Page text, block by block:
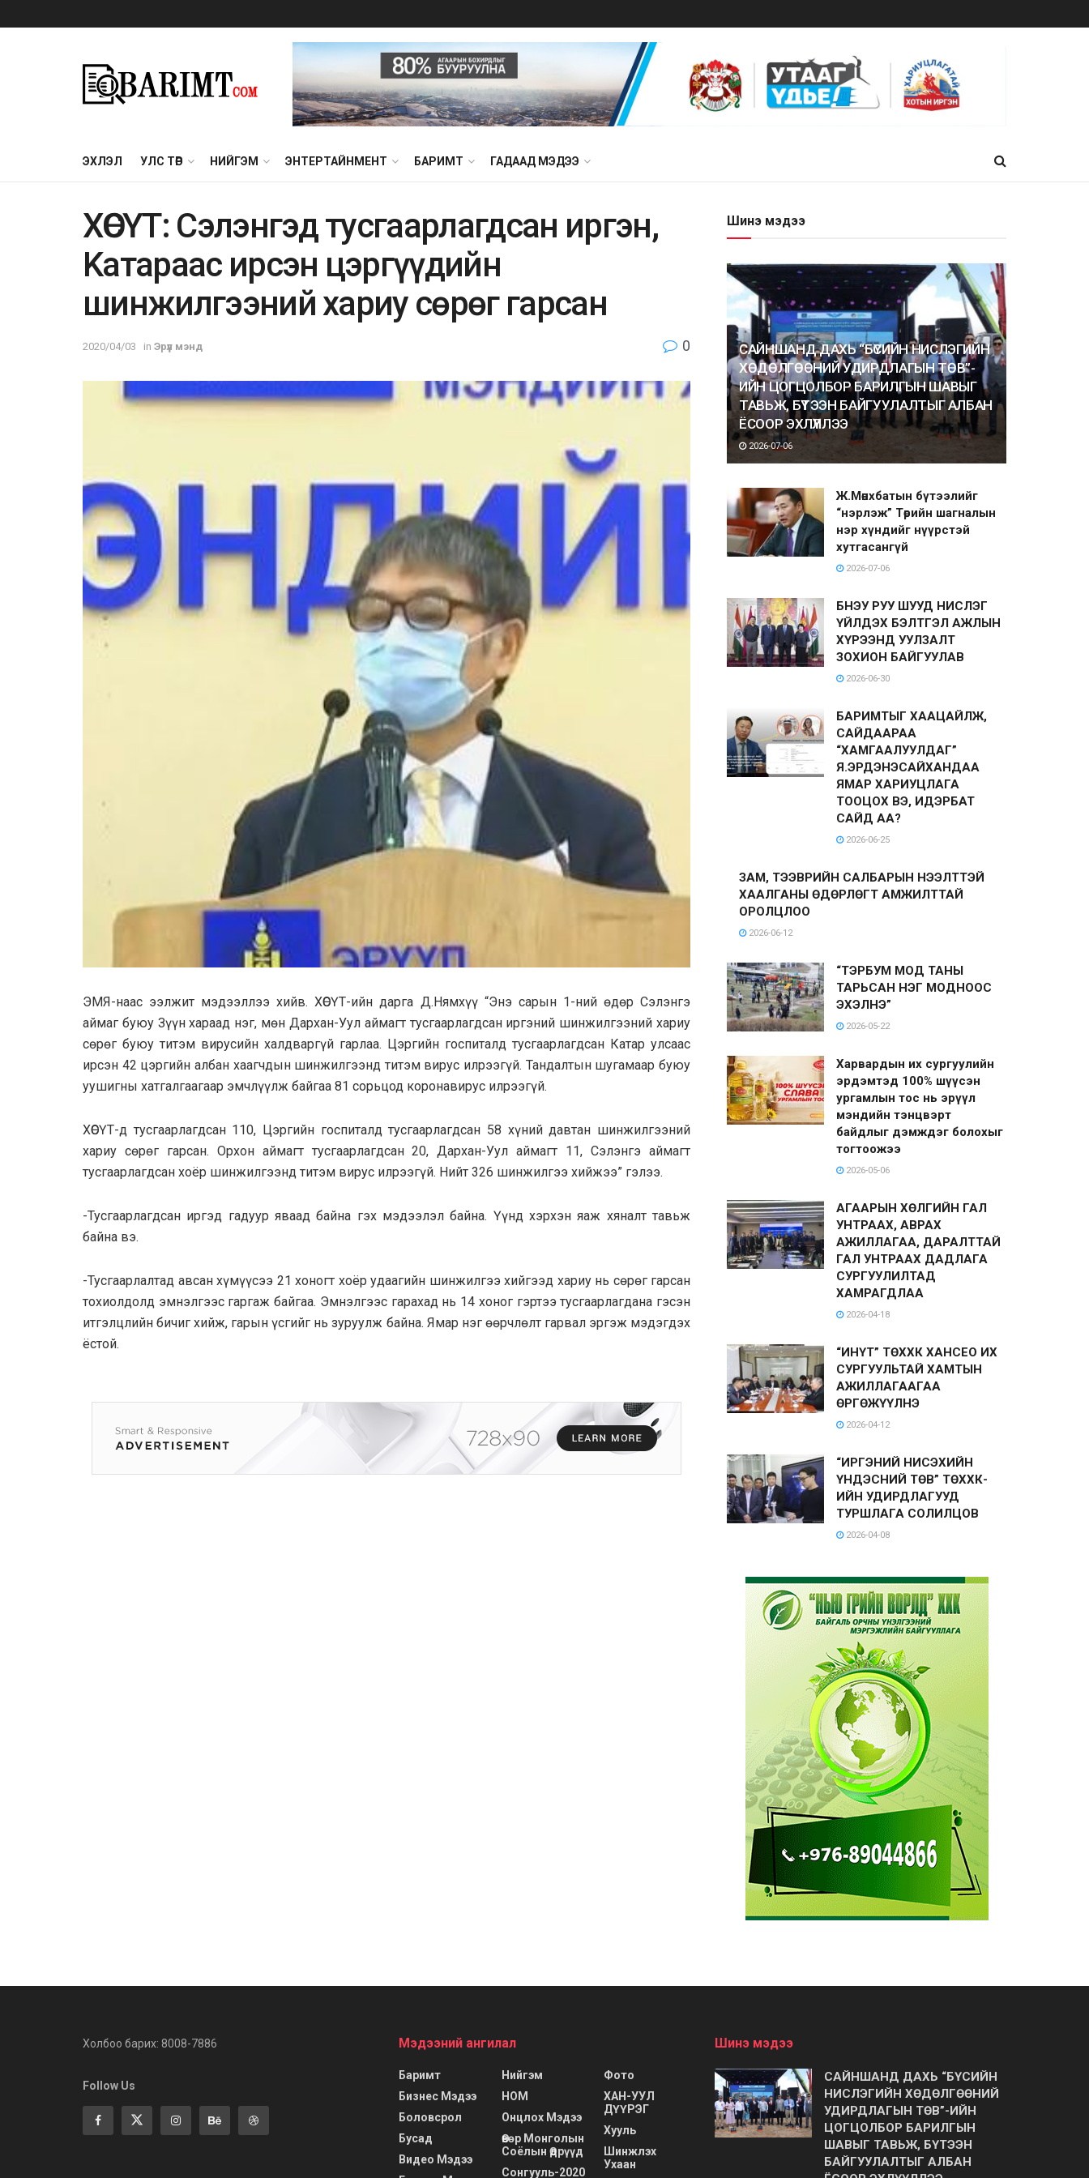
ЭХЛЭЛ УЛС ТӨР НИЙГЭМ ЭНТЕРТАЙНМЕНТ БАРИМТ ГАДААД МЭДЭЭ
ХӨСҮТ: Cэлэнгэд тусгaapлaгдсан иргэн,
Kaтараас ирсэн цэргүүдийн
шинжилгээний хариу сөрөг гарсан
2020/04/03 in Эрүүл мэнд 0
ЭМЯ-наас ээлжит мэдээллээ хийв. ХӨСҮТ-ийн дарга Д.Нямхүү “Энэ сарын 1-ний өдөр Сэлэнгэ
аймаг буюу Зүүн хараад нэг, мөн Дархан-Уул аймагт тусгаарлагдсан иргэний шинжилгээний хариу
сөрөг буюу титэм вирусийн халдваргүй гарлаа. Цэргийн госпиталд тусгаарлагдсан Катар улсаас
ирсэн 42 цэргийн албан хаагчдын шинжилгээнд титэм вирус илрээгүй. Тандалтын шугамаар буюу
уушигны хатгалгаагаар эмчлүүлж байгаа 81 сорьцод коронавирус илрээгүй.
ХӨСҮТ-д тусгаарлагдсан 110, Цэргийн госпиталд тусгаарлагдсан 58 хүний давтан шинжилгээний
хариу сөрөг гарсан. Орхон аймагт тусгаарлагдсан 20, Дархан-Уул аймагт 11, Сэлэнгэ аймагт
тусгаарлагдсан хоёр шинжилгээнд титэм вирус илрээгүй. Нийт 326 шинжилгээ хийжээ” гэлээ.
-Тусгaaрлагдсан иргэд гадуур яваад байна гэх мэдээлэл байна. Үүнд хэрхэн яаж хяналт тавьж
байна вэ.
-Тусгаарлалтад авсан хүмүүсээ 21 хоногт хоёр удаагийн шинжилгээ хийгээд хариу нь сөрөг гарсан
тохиолдолд эмнэлгээс гаргаж байгаа. Эмнэлгээс гарахад нь 14 хоног гэртээ тусгаарлагдана гэсэн
итгэлцлийн бичиг хийж, гарын үсгийг нь зуруулж байна. Ямар нэг өөрчлөлт гарвал эргэж мэдэгдэх
ёстой.
Шинэ мэдээ
САЙНШАНД ДАХЬ “БҮСИЙН НИСЛЭГИЙН
ХӨДӨЛГӨӨНИЙ УДИРДЛАГЫН ТӨВ”-
ИЙН ЦОГЦОЛБОР БАРИЛГЫН ШАВЫГ
ТАВЬЖ, БҮТЭЭН БАЙГУУЛАЛТЫГ АЛБАН
ЁСООР ЭХЛҮҮЛЛЭЭ
2026-07-06
Ж.Мөнхбатын бүтээлийг
“нэрлэж” Төрийн шагналын
нэр хүндийг нүүрстэй
хутгасангүй
2026-07-06
БНЭУ РУУ ШУУД НИСЛЭГ
ҮЙЛДЭХ БЭЛТГЭЛ АЖЛЫН
ХҮРЭЭНД УУЛЗАЛТ
ЗОХИОН БАЙГУУЛАВ
2026-06-30
БАРИМТЫГ ХААЦАЙЛЖ,
САЙДААРАА
“ХАМГААЛУУЛДАГ”
Я.ЭРДЭНЭСАЙХАНДАА
ЯМАР ХАРИУЦЛАГА
ТООЦОХ ВЭ, ИДЭРБАТ
САЙД АА?
2026-06-25
ЗАМ, ТЭЭВРИЙН САЛБАРЫН НЭЭЛТТЭЙ
ХААЛГАНЫ ӨДӨРЛӨГТ АМЖИЛТТАЙ
ОРОЛЦЛОО
2026-06-12
“ТЭРБУМ МОД ТАНЫ
ТАРЬСАН НЭГ МОДНООС
ЭХЭЛНЭ”
2026-05-22
Харвардын их сургуулийн
эрдэмтэд 100% шүүсэн
ургамлын тос нь эрүүл
мэндийн тэнцвэрт
байдлыг дэмждэг болохыг
тогтоожээ
2026-05-06
АГААРЫН ХӨЛГИЙН ГАЛ
УНТРААХ, АВРАХ
АЖИЛЛАГАА, ДАРАЛТТАЙ
ГАЛ УНТРААХ ДАДЛАГА
СУРГУУЛИЛТАД
ХАМРАГДЛАА
2026-04-18
“ИНҮТ” ТӨХХК ХАНСЕО ИХ
СУРГУУЛЬТАЙ ХАМТЫН
АЖИЛЛАГААГАА
ӨРГӨЖҮҮЛНЭ
2026-04-12
“ИРГЭНИЙ НИСЭХИЙН
ҮНДЭСНИЙ ТӨВ” ТӨХХК-
ИЙН УДИРДЛАГУУД
ТУРШЛАГА СОЛИЛЦОВ
2026-04-08
Холбоо барих: 8008-7886
Follow Us
Мэдээний ангилал
Баримт
Бизнес Мэдээ
Боловсрол
Бусад
Видео Мэдээ
Нийгэм
НОМ
Онцлох Мэдээ
Өвөр Монголын
Соёлын Өдрүүд
Сонгууль-2020
Фото
ХАН-УУЛ
ДҮҮРЭГ
Хууль
Шинжлэх
Ухаан
Шинэ мэдээ
САЙНШАНД ДАХЬ “БҮСИЙН
НИСЛЭГИЙН ХӨДӨЛГӨӨНИЙ
УДИРДЛАГЫН ТӨВ”-ИЙН
ЦОГЦОЛБОР БАРИЛГЫН
ШАВЫГ ТАВЬЖ, БҮТЭЭН
БАЙГУУЛАЛТЫГ АЛБАН